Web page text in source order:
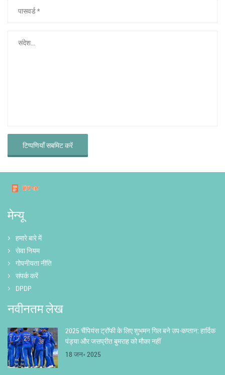
टिप्पणियाँ सबमिट करें
मेन्यू
हमारे बारे में
सेवा नियम
गोपनीयता नीति
संपर्क करें
DPDP
नवीनतम लेख
2025 चैंपियंस ट्रॉफी के लिए शुभमन गिल बने उप-कप्तान: हार्दिक
पंड्या और जसप्रीत बुमराह को मौका नहीं
18 जन॰ 2025